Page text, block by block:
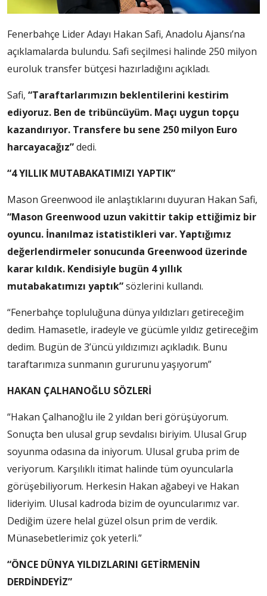
Fenerbahçe Lider Adayı Hakan Safi, Anadolu Ajansı’na
açıklamalarda bulundu. Safi seçilmesi halinde 250 milyon
euroluk transfer bütçesi hazırladığını açıkladı.
Safi, “Taraftarlarımızın beklentilerini kestirim
ediyoruz. Ben de tribüncüyüm. Maçı uygun topçu
kazandırıyor. Transfere bu sene 250 milyon Euro
harcayacağız”dedi.
“4 YILLIK MUTABAKATIMIZI YAPTIK”
Mason Greenwood ile anlaştıklarını duyuran Hakan Safi,
“Mason Greenwood uzun vakittir takip ettiğimiz bir
oyuncu. İnanılmaz istatistikleri var. Yaptığımız
değerlendirmeler sonucunda Greenwood üzerinde
karar kıldık. Kendisiyle bugün 4 yıllık
mutabakatımızı yaptık”sözlerini kullandı.
“Fenerbahçe topluluğuna dünya yıldızları getireceğim
dedim. Hamasetle, iradeyle ve gücümle yıldız getireceğim
dedim. Bugün de 3’üncü yıldızımızı açıkladık. Bunu
taraftarımıza sunmanın gururunu yaşıyorum”
HAKAN ÇALHANOĞLU SÖZLERİ
“Hakan Çalhanoğlu ile 2 yıldan beri görüşüyorum.
Sonuçta ben ulusal grup sevdalısı biriyim. Ulusal Grup
soyunma odasına da iniyorum. Ulusal gruba prim de
veriyorum. Karşılıklı itimat halinde tüm oyuncularla
görüşebiliyorum. Herkesin Hakan ağabeyi ve Hakan
lideriyim. Ulusal kadroda bizim de oyuncularımız var.
Dediğim üzere helal güzel olsun prim de verdik.
Münasebetlerimiz çok yeterli.”
“ÖNCE DÜNYA YILDIZLARINI GETİRMENİN
DERDİNDEYİZ”